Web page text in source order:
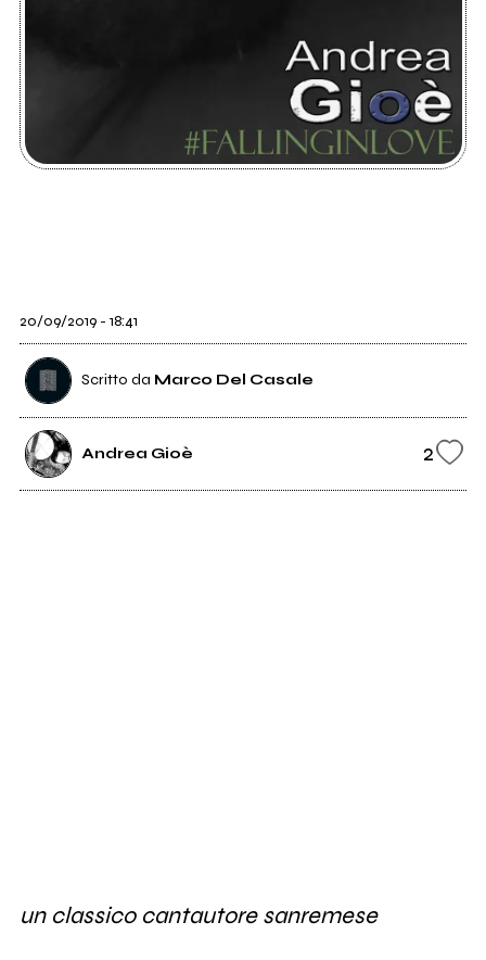
20/09/2019 - 18:41
Scritto da Marco Del Casale
Andrea Gioè 2
un classico cantautore sanremese